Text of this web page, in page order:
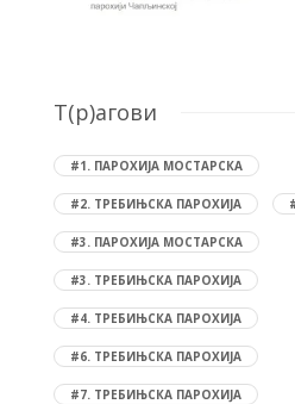
T(р)агови
#1. ПАРОХИЈА МОСТАРСКА
#2. ТРЕБИЊСКА ПАРОХИЈА
#3. ПАРОХИЈА МОСТАРСКА
#3. ТРЕБИЊСКА ПАРОХИЈА
#4. ТРЕБИЊСКА ПАРОХИЈА
#6. ТРЕБИЊСКА ПАРОХИЈА
#7. ТРЕБИЊСКА ПАРОХИЈА